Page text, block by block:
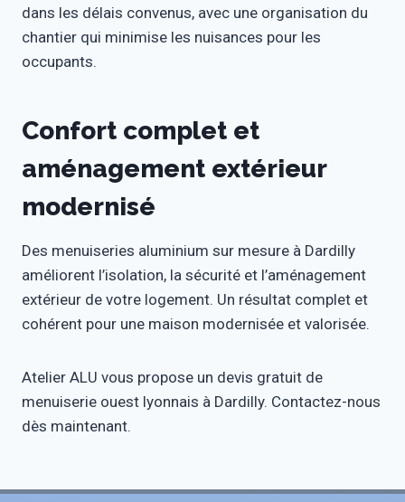
dans les délais convenus, avec une organisation du
chantier qui minimise les nuisances pour les
occupants.
Confort complet et
aménagement extérieur
modernisé
Des menuiseries aluminium sur mesure à Dardilly
améliorent l’isolation, la sécurité et l’aménagement
extérieur de votre logement. Un résultat complet et
cohérent pour une maison modernisée et valorisée.
Atelier ALU vous propose un devis gratuit de
menuiserie ouest lyonnais à Dardilly. Contactez-nous
dès maintenant.